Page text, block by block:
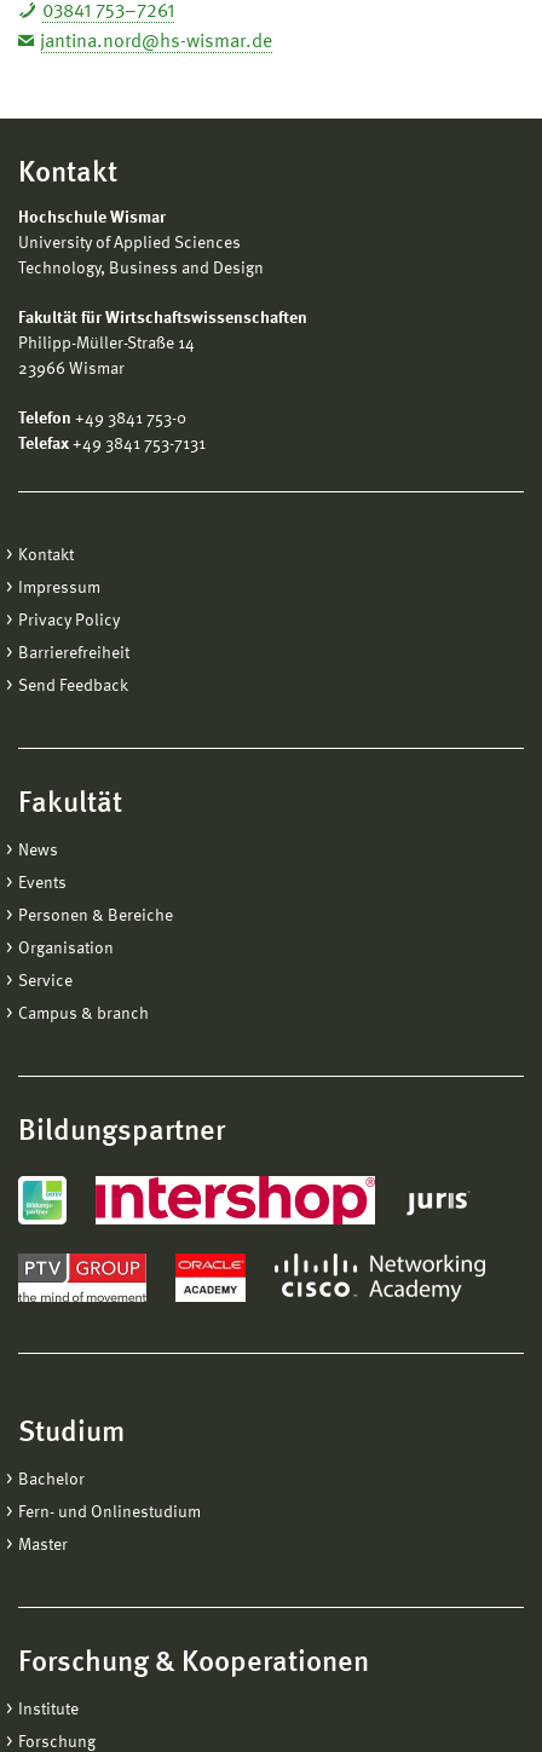
03841 753–7261
jantina.nord@hs-wismar.de
Kontakt
Hochschule Wismar
University of Applied Sciences
Technology, Business and Design
Fakultät für Wirtschaftswissenschaften
Philipp-Müller-Straße 14
23966 Wismar
Telefon +49 3841 753-0
Telefax +49 3841 753-7131
Kontakt
Impressum
Privacy Policy
Barrierefreiheit
Send Feedback
Fakultät
News
Events
Personen & Bereiche
Organisation
Service
Campus & branch
Bildungspartner
Studium
Bachelor
Fern- und Onlinestudium
Master
Forschung & Kooperationen
Institute
Forschung